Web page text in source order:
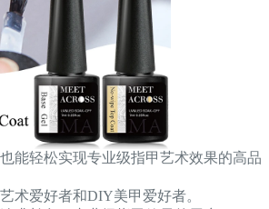
能轻松实现专业级指甲艺术效果的高品
术爱好者和DIY美甲爱好者。